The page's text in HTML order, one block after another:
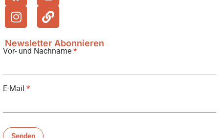
Newsletter Abonnieren
Newsletter
Vor- und Nachname *
E-Mail *
Senden